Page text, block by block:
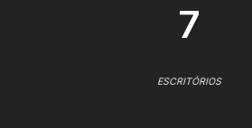
7
ESCRITÓRIOS